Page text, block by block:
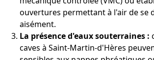
ouvertures permettant à l'air de se
aisément.
La présence d'eaux souterraines :
caves à Saint-Martin-d'Hères